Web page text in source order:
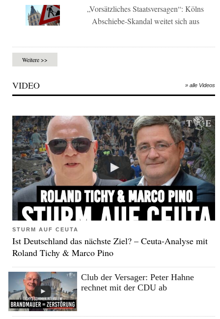
„Vorsätzliches Staatsversagen“: Kölns
Abschiebe-Skandal weitet sich aus
Weitere >>
VIDEO » alle Videos
STURM AUF CEUTA
Ist Deutschland das nächste Ziel? – Ceuta-Analyse mit
Roland Tichy & Marco Pino
Club der Versager: Peter Hahne
rechnet mit der CDU ab